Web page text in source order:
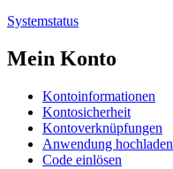
Systemstatus
Mein Konto
Kontoinformationen
Kontosicherheit
Kontoverknüpfungen
Anwendung hochladen
Code einlösen